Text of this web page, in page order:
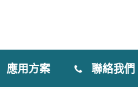
應用方案 聯絡我們